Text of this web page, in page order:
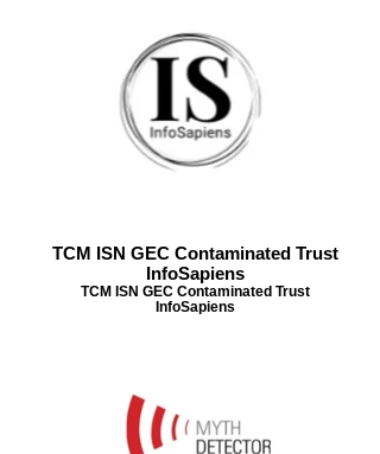
TCM ISN GEC Contaminated Trust
InfoSapiens
TCM ISN GEC Contaminated Trust
InfoSapiens